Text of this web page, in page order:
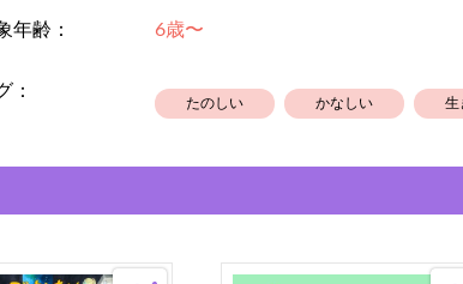
年齢： 6歳〜
：
たのしい かなしい 生